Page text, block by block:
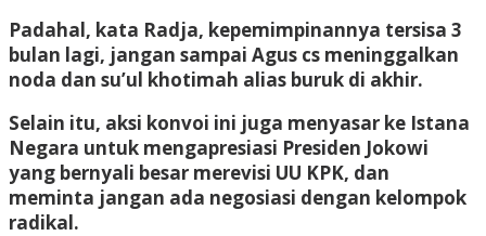
Padahal, kata Radja, kepemimpinannya tersisa 3
bulan lagi, jangan sampai Agus cs meninggalkan
noda dan su’ul khotimah alias buruk di akhir.
Selain itu, aksi konvoi ini juga menyasar ke Istana
Negara untuk mengapresiasi Presiden Jokowi
yang bernyali besar merevisi UU KPK, dan
meminta jangan ada negosiasi dengan kelompok
radikal.